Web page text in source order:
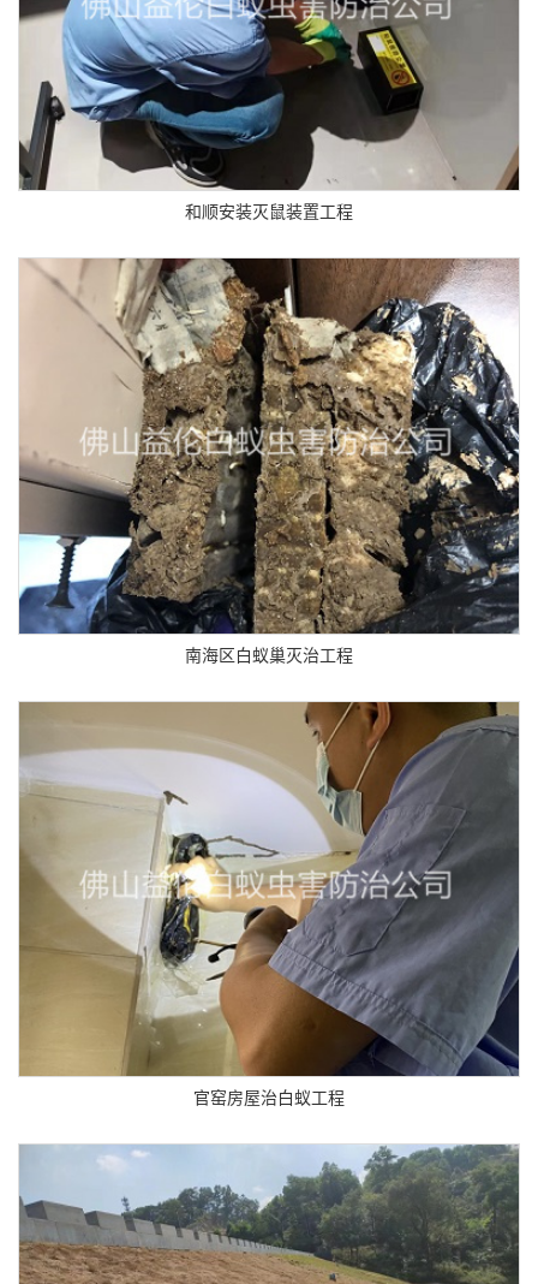
和顺安装灭鼠装置工程
南海区白蚁巢灭治工程
官窑房屋治白蚁工程